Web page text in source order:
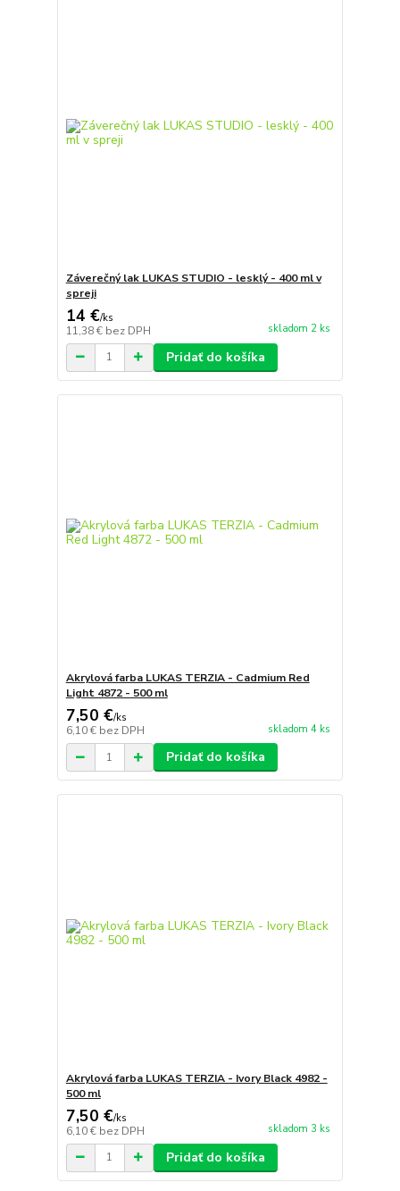
Záverečný lak LUKAS STUDIO - lesklý - 400 ml v
spreji
14 €/ks
11,38 € bez DPH skladom 2 ks
Pridať do košíka
Akrylová farba LUKAS TERZIA - Cadmium Red
Light 4872 - 500 ml
7,50 €/ks
6,10 € bez DPH skladom 4 ks
Pridať do košíka
Akrylová farba LUKAS TERZIA - Ivory Black 4982 -
500 ml
7,50 €/ks
6,10 € bez DPH skladom 3 ks
Pridať do košíka